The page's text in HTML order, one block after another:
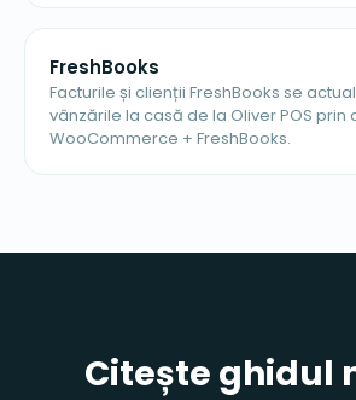
FreshBooks
Facturile și clienții FreshBooks se
vânzările la casă de la Oliver POS prin
WooCommerce + FreshBooks.
Citește ghidul